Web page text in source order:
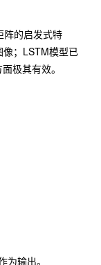
阵的启发式特
像；LSTM模型已
极其有效。
输出。